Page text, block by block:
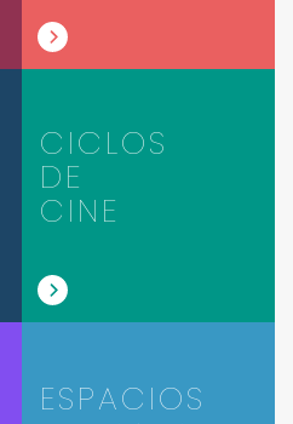
CICLOS
DE
CINE
ESPACIOS